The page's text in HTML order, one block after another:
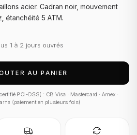
acier. Cadran noir, mouvement
étanchéité 5 ATM.
1 à 2 jours ouvrés
AU PANIER
PCI-DSS) : CB Visa · Mastercard · Amex ·
(paiement en plusieurs fois)